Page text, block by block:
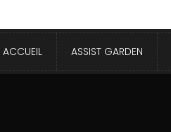
ACCUEIL ASSIST GARDEN